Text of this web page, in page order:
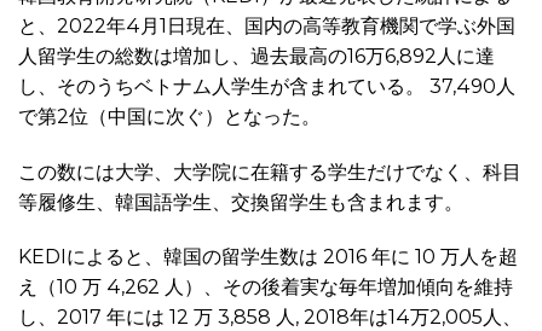
と、2022年4月1日現在、国内の高等教育機関で学ぶ外国
人留学生の総数は増加し、過去最高の16万6,892人に達
し、そのうちベトナム人学生が含まれている。 37,490人
で第2位（中国に次ぐ）となった。
この数には大学、大学院に在籍する学生だけでなく、科目
等履修生、韓国語学生、交換留学生も含まれます。
KEDIによると、韓国の留学生数は 2016 年に 10 万人を超
え（10 万 4,262 人）、その後着実な毎年増加傾向を維持
し、2017 年には 12 万 3,858 人, 2018年は14万2,005人、